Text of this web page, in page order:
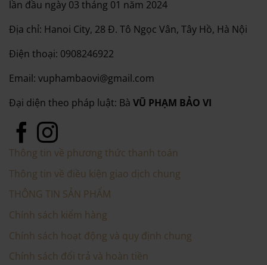
lần đầu ngày 03 tháng 01 năm 2024
Địa chỉ: Hanoi City, 28 Đ. Tô Ngọc Vân, Tây Hồ, Hà Nội
Điện thoại: 0908246922
Email: vuphambaovi@gmail.com
Đại diện theo pháp luật: Bà VŨ PHẠM BẢO VI
Thông tin về phương thức thanh toán
Thông tin về điều kiện giao dịch chung
THÔNG TIN SẢN PHẨM
Chính sách kiểm hàng
Chính sách hoạt động và quy định chung
Chính sách đổi trả và hoàn tiền